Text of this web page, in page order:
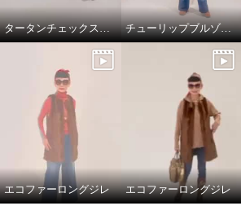
タータンチェックスカートで、新鮮スタイリング チューリップブルゾンと、ブラストパギーパンツ
エコファーロングジレ エコファーロングジレ